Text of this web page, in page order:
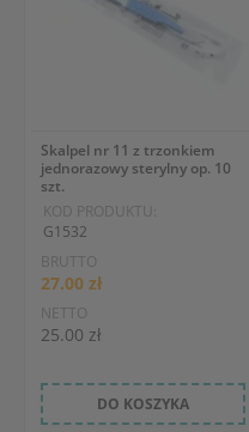
Skalpel nr 11 z trzonkiem
jednorazowy sterylny op. 10
szt.
KOD PRODUKTU:
G1532
BRUTTO
27.00 zł
NETTO
25.00 zł
DO KOSZYKA